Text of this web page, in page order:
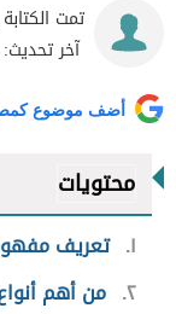
تمت
آخر تحديث:
أضف موضوع
محتويات
١ تعريف
٢ من أهم